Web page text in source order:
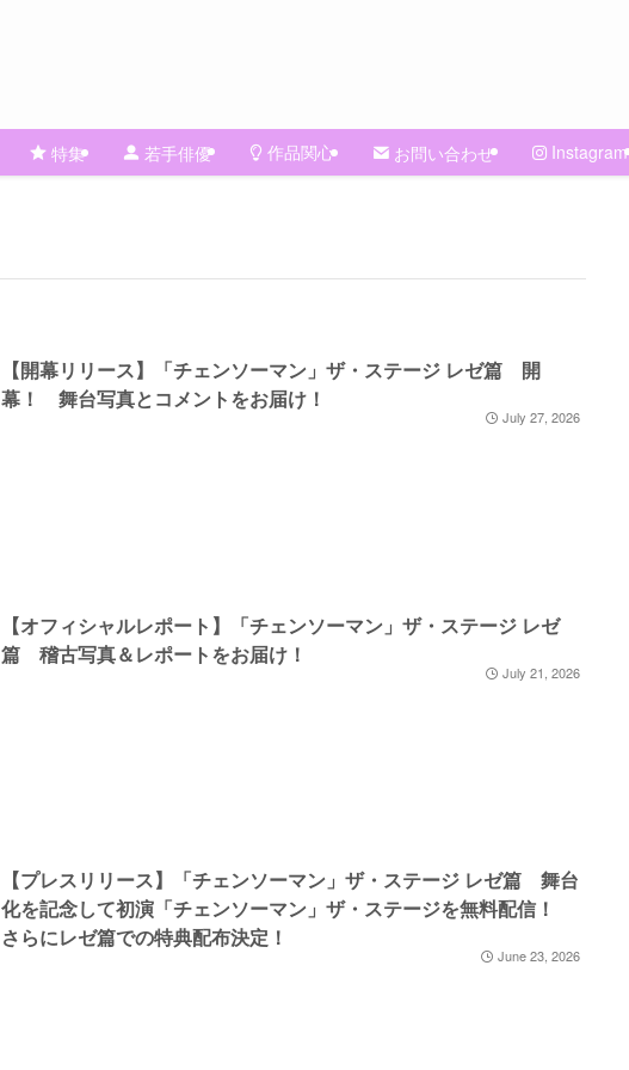
特集 若手俳優 作品関心 お問い合わせ Instagram
【開幕リリース】「チェンソーマン」ザ・ステージ レゼ篇 開
幕！ 舞台写真とコメントをお届け！
July 27, 2026
【オフィシャルレポート】「チェンソーマン」ザ・ステージ レゼ
篇 稽古写真＆レポートをお届け！
July 21, 2026
【プレスリリース】「チェンソーマン」ザ・ステージ レゼ篇 舞台
化を記念して初演「チェンソーマン」ザ・ステージを無料配信！
さらにレゼ篇での特典配布決定！
June 23, 2026